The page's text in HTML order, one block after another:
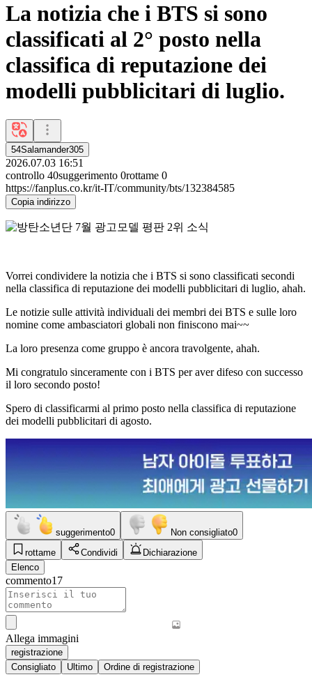
La notizia che i BTS si sono
classificati al 2° posto nella
classifica di reputazione dei
modelli pubblicitari di luglio.
54Salamander305
2026.07.03 16:51
controllo 40suggerimento 0rottame 0
https://fanplus.co.kr/it-IT/community/bts/132384585
Copia indirizzo
Vorrei condividere la notizia che i BTS si sono classificati secondi
nella classifica di reputazione dei modelli pubblicitari di luglio, ahah.
Le notizie sulle attività individuali dei membri dei BTS e sulle loro
nomine come ambasciatori globali non finiscono mai~~
La loro presenza come gruppo è ancora travolgente, ahah.
Mi congratulo sinceramente con i BTS per aver difeso con successo
il loro secondo posto!
Spero di classificarmi al primo posto nella classifica di reputazione
dei modelli pubblicitari di agosto.
suggerimento0 Non consigliato0
rottame
Condividi
Dichiarazione
Elenco
commento17
Allega immagini
registrazione
Consigliato
Ultimo Ordine di registrazione